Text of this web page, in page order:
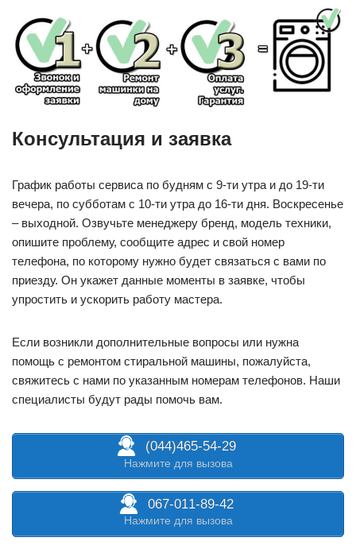
Консультация и заявка
График работы сервиса по будням с 9-ти утра и до 19-ти
вечера, по субботам с 10-ти утра до 16-ти дня. Воскресенье
– выходной. Озвучьте менеджеру бренд, модель техники,
опишите проблему, сообщите адрес и свой номер
телефона, по которому нужно будет связаться с вами по
приезду. Он укажет данные моменты в заявке, чтобы
упростить и ускорить работу мастера.
Если возникли дополнительные вопросы или нужна
помощь с ремонтом стиральной машины, пожалуйста,
свяжитесь с нами по указанным номерам телефонов. Наши
специалисты будут рады помочь вам.
(044)465-54-29
Нажмите для вызова
067-011-89-42
Нажмите для вызова